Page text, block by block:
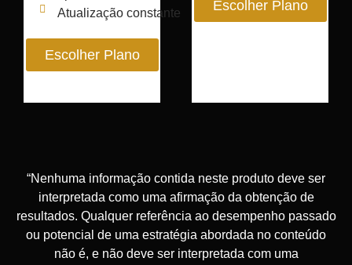
Atualização constante
Escolher Plano
Escolher Plano
“Nenhuma informação contida neste produto deve ser
interpretada como uma afirmação da obtenção de
resultados. Qualquer referência ao desempenho passado
ou potencial de uma estratégia abordada no conteúdo
não é, e não deve ser interpretada com uma